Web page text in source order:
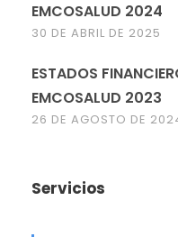
EMCOSALUD 2024
30 DE ABRIL DE 2025
ESTADOS
EMCOSALUD 2023
26 DE AGOSTO DE
Servicios